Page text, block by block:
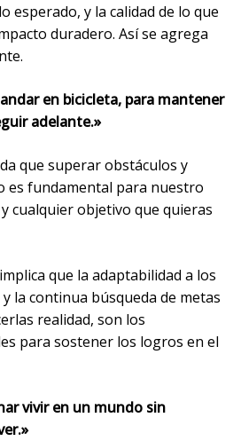
esperado, y la calidad de lo que
duradero. Así se agrega
en bicicleta, para mantener
adelante.»
que superar obstáculos y
es fundamental para nuestro
cualquier objetivo que quieras
que la adaptabilidad a los
la continua búsqueda de metas
realidad, son los
para sostener los logros en el
vivir en un mundo sin